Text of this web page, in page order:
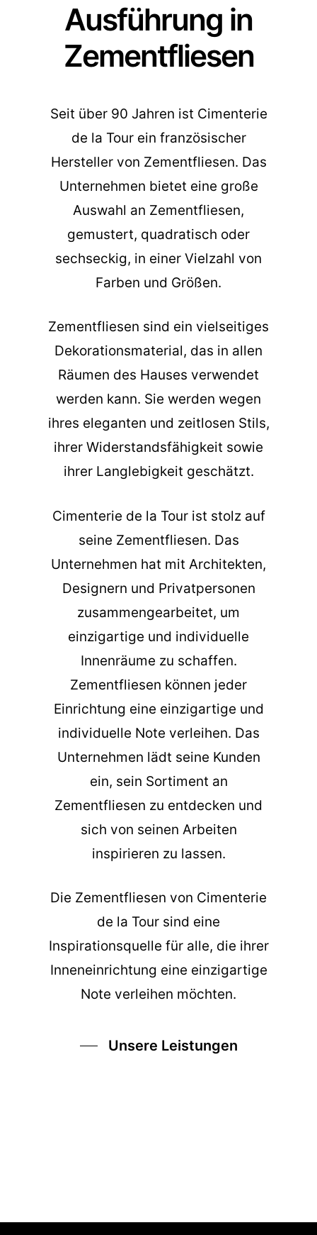
Ausführung in
Zementfliesen
Seit über 90 Jahren ist Cimenterie
de la Tour ein französischer
Hersteller von Zementfliesen. Das
Unternehmen bietet eine große
Auswahl an Zementfliesen,
gemustert, quadratisch oder
sechseckig, in einer Vielzahl von
Farben und Größen.
Zementfliesen sind ein vielseitiges
Dekorationsmaterial, das in allen
Räumen des Hauses verwendet
werden kann. Sie werden wegen
ihres eleganten und zeitlosen Stils,
ihrer Widerstandsfähigkeit sowie
ihrer Langlebigkeit geschätzt.
Cimenterie de la Tour ist stolz auf
seine Zementfliesen. Das
Unternehmen hat mit Architekten,
Designern und Privatpersonen
zusammengearbeitet, um
einzigartige und individuelle
Innenräume zu schaffen.
Zementfliesen können jeder
Einrichtung eine einzigartige und
individuelle Note verleihen. Das
Unternehmen lädt seine Kunden
ein, sein Sortiment an
Zementfliesen zu entdecken und
sich von seinen Arbeiten
inspirieren zu lassen.
Die Zementfliesen von Cimenterie
de la Tour sind eine
Inspirationsquelle für alle, die ihrer
Inneneinrichtung eine einzigartige
Note verleihen möchten.
Unsere Leistungen